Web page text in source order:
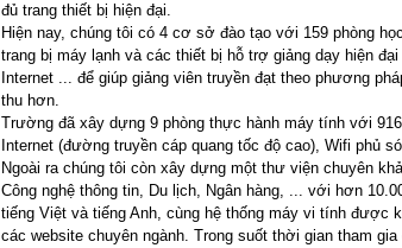
đủ trang thiết bị hiện đại.
Hiện nay, chúng tôi có 4 cơ sở đào tạo với 159 phòng
trang bị máy lạnh và các thiết bị hỗ trợ giảng dạy hiện
Internet ... để giúp giảng viên truyền đạt theo phương
thu hơn.
Trường đã xây dựng 9 phòng thực hành máy tính với
Internet (đường truyền cáp quang tốc độ cao), Wifi phủ
Ngoài ra chúng tôi còn xây dựng một thư viện chuyên
Công nghệ thông tin, Du lịch, Ngân hàng, ... với hơn
tiếng Việt và tiếng Anh, cùng hệ thống máy vi tính được
các website chuyên ngành. Trong suốt thời gian tham